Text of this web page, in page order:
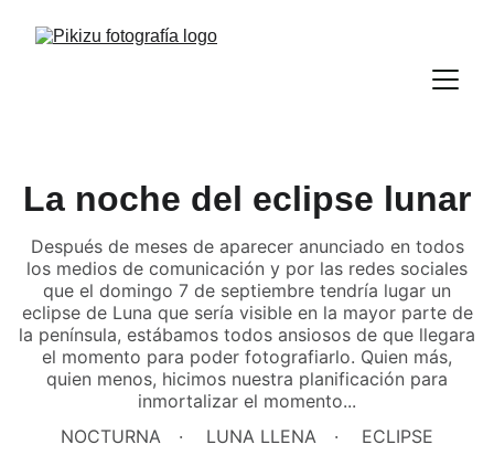
La noche del eclipse lunar
Después de meses de aparecer anunciado en todos
los medios de comunicación y por las redes sociales
que el domingo 7 de septiembre tendría lugar un
eclipse de Luna que sería visible en la mayor parte de
la península, estábamos todos ansiosos de que llegara
el momento para poder fotografiarlo. Quien más,
quien menos, hicimos nuestra planificación para
inmortalizar el momento...
NOCTURNA
LUNA LLENA
ECLIPSE